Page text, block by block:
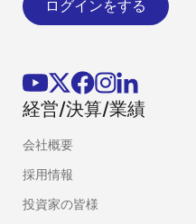
ログインをする
経営/決算/業績
会社概要
採用情報
投資家の皆様